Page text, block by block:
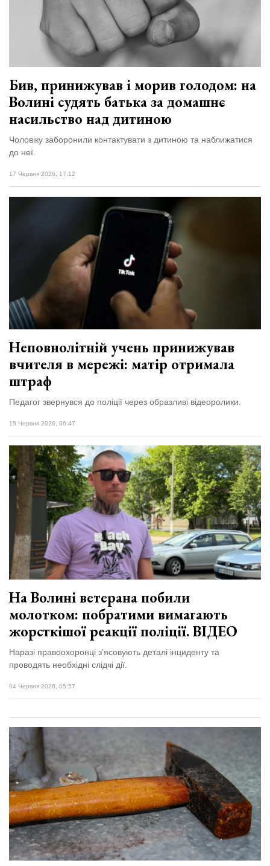
Бив, принижував і морив голодом: на
Волині судять батька за домашнє
насильство над дитиною
Чоловіку заборонили контактувати з дитиною та наближатися
до неї.
17 Червня 2026, 17:12
Неповнолітній учень принижував
вчителя в мережі: матір отримала
штраф
Педагог звернувся до поліції через образливі відеоролики.
15 Червня 2026, 06:47
На Волині ветерана побили
молотком: побратими вимагають
жорсткішої реакції поліції. ВІДЕО
Наразі правоохоронці з’ясовують деталі інциденту та
проводять необхідні слідчі дії.
04 Червня 2026, 05:57